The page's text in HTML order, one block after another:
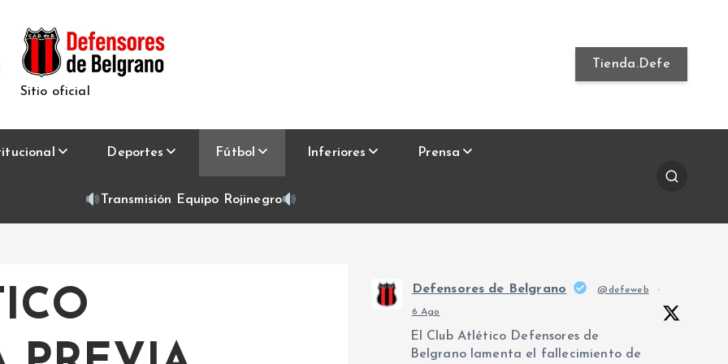
Sitio oficial
Tienda.Defe
Deportes Fútbol Inferiores Prensa
Transmisión Equipo Rojinegro
Defensores de Belgrano @defeweb ·
6 Ago
El Club Atlético Defensores de
Belgrano lamenta el fallecimiento de